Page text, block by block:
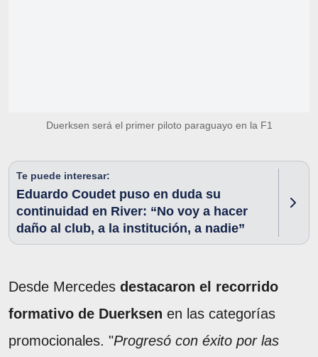
Duerksen será el primer piloto paraguayo en la F1
Te puede interesar:
Eduardo Coudet puso en duda su
continuidad en River: “No voy a hacer
daño al club, a la institución, a nadie”
Desde Mercedes destacaron el recorrido
formativo de Duerksen en las categorías
promocionales. "Progresó con éxito por las